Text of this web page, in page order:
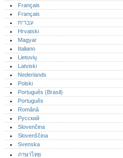
Français
Français
עברית
Hrvatski
Magyar
Italiano
Lietuvių
Latviski
Nederlands
Polski
Português (Brasil)
Português‎
Română
Русский
Slovenčina
Slovenščina
Svenska
ภาษาไทย